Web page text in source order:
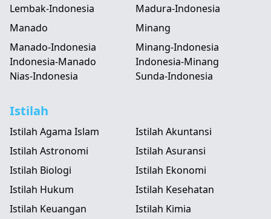
Lembak-Indonesia
Madura-Indonesia
Manado
Manado-Indonesia
Indonesia-Manado
Minang
Minang-Indonesia
Indonesia-Minang
Nias-Indonesia
Sunda-Indonesia
Istilah
Istilah Agama Islam
Istilah Akuntansi
Istilah Astronomi
Istilah Asuransi
Istilah Biologi
Istilah Ekonomi
Istilah Hukum
Istilah Kesehatan
Istilah Keuangan
Istilah Kimia